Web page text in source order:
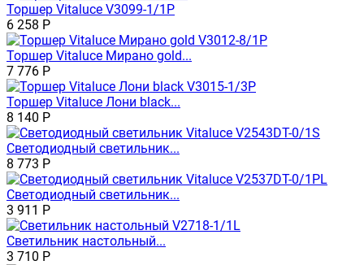
Торшер Vitaluce V3099-1/1P
6 258 Р
Торшер Vitaluce Мирано gold...
7 776 Р
Торшер Vitaluce Лони black...
8 140 Р
Светодиодный светильник...
8 773 Р
Светодиодный светильник...
3 911 Р
Светильник настольный...
3 710 Р